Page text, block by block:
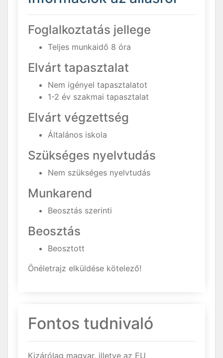
Foglalkoztatás jellege
Teljes munkaidő 8 óra
Elvárt tapasztalat
Nem igényel tapasztalatot
1-2 év szakmai tapasztalat
Elvárt végzettség
Általános iskola
Szükséges nyelvtudás
Nem szükséges nyelvtudás
Munkarend
Beosztás szerinti
Beosztás
Beosztott
Önéletrajz elküldése kötelező!
Fontos tudnivaló
Kizárólag magyar, illetve az EU